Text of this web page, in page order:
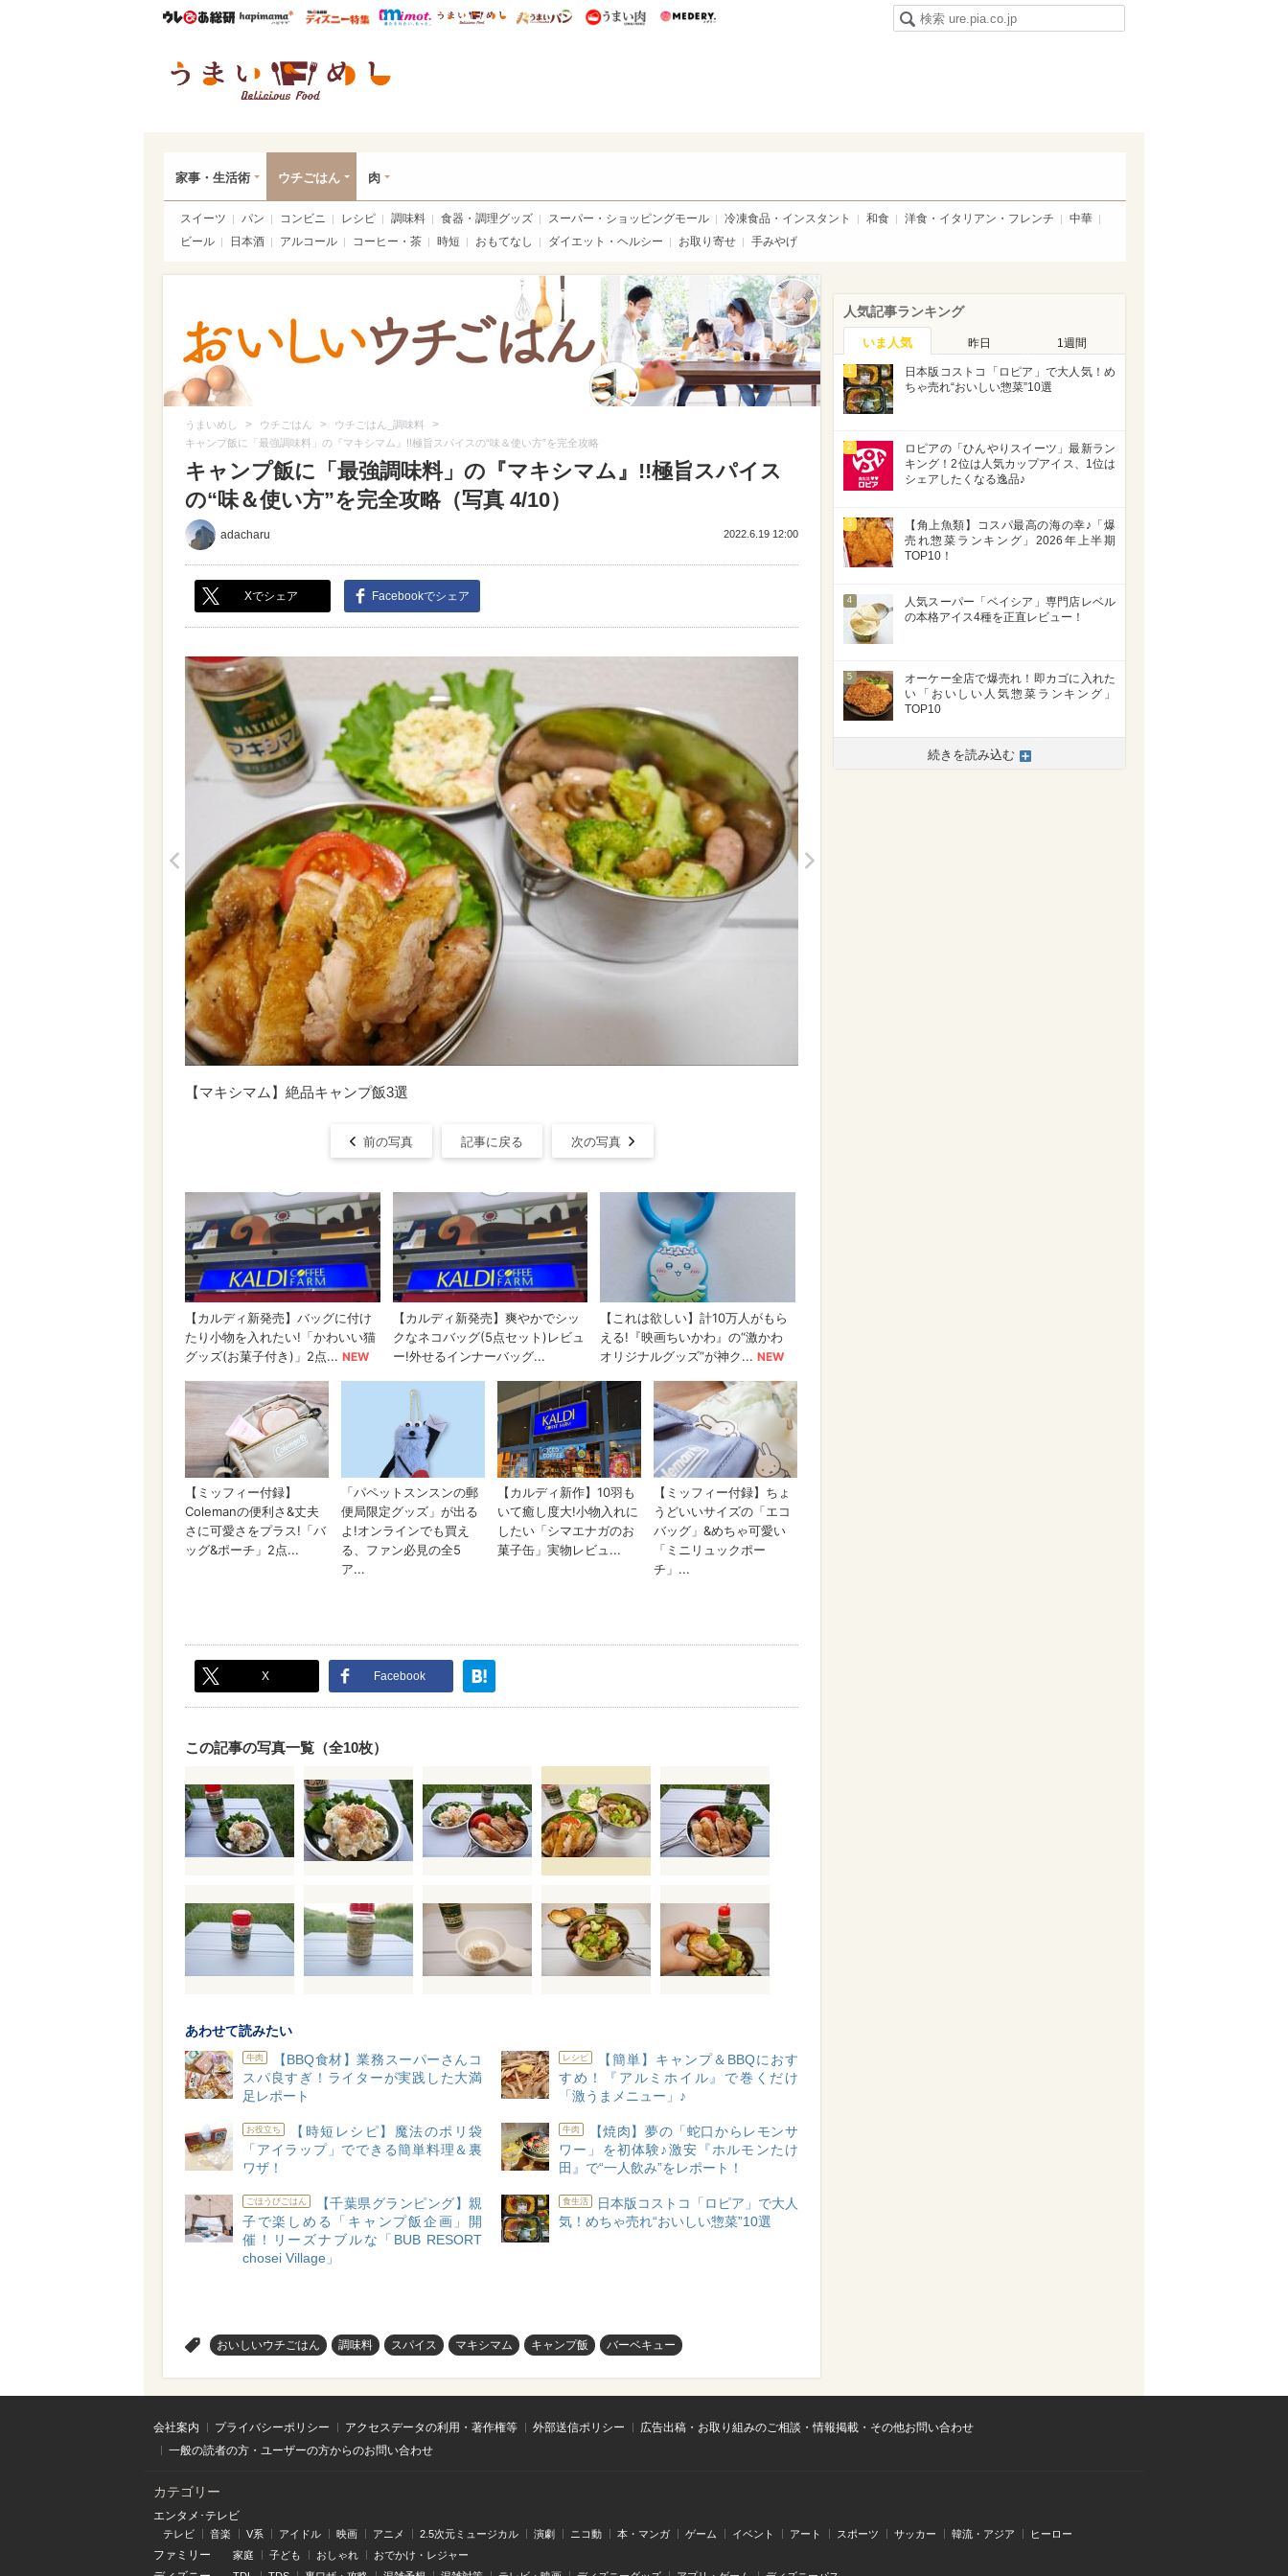
ウレぴあ総研ハピママ* ウレぴあ総研 ディズニー特集
mimot. うまいめし うまいパン うまい肉
家事・生活術 ウチごはん 肉
スイーツ パン コンビニ レシピ 調味料 食器・調理グッズ スーパー・ショッピングモール 冷凍食品・インスタント 和食 洋食・イタリアン・フレンチ
中華
ビール
日本酒 アルコール コーヒー・茶 時短 おもてなし ダイエット・ヘルシー お取り寄せ 手みやげ
うまいめし > ウチごはん > ウチごはん_調味料 >
キャンプ飯に「最強調味料」の『マキシマム』!!極旨スパイスの“味＆使い方”を完全攻略
キャンプ飯に「最強調味料」の『マキシマム』!!極旨スパイス
の“味＆使い方”を完全攻略（写真 4/10）
adacharu 2022.6.19 12:00
Xでシェア Facebookでシェア
【マキシマム】絶品キャンプ飯3選
前の写真 記事に戻る 次の写真
X Facebook
この記事の写真一覧（全10枚）
あわせて読みたい
牛肉
【BBQ食材】業務スーパーさんコ
スパ良すぎ！ライターが実践した大満
足レポート
レシピ
【簡単】キャンプ＆BBQにおす
すめ！『アルミホイル』で巻くだけ
「激うまメニュー」♪
お役立ち
【時短レシピ】魔法のポリ袋
「アイラップ」でできる簡単料理＆裏
ワザ！
牛肉
【焼肉】夢の「蛇口からレモンサ
ワー」を初体験♪激安『ホルモンたけ
田』で“一人飲み”をレポート！
ごほうびごはん
【千葉県グランピング】親
子で楽しめる「キャンプ飯企画」開
催！リーズナブルな「BUB RESORT
chosei Village」
食生活
日本版コストコ「ロピア」で大人
気！めちゃ売れ“おいしい惣菜”10選
おいしいウチごはん 調味料 スパイス マキシマム キャンプ飯 バーベキュー
人気記事ランキング
いま人気 昨日 1週間
1
日本版コストコ「ロピア」で大人気！め
ちゃ売れ“おいしい惣菜”10選
2
ロピアの「ひんやりスイーツ」最新ラン
キング！2位は人気カップアイス、1位は
シェアしたくなる逸品♪
3
【角上魚類】コスパ最高の海の幸♪「爆
売れ惣菜ランキング」2026年上半期
TOP10！
4
人気スーパー「ベイシア」専門店レベル
の本格アイス4種を正直レビュー！
5
オーケー全店で爆売れ！即カゴに入れた
い「おいしい人気惣菜ランキング」
TOP10
続きを読み込む
会社案内 プライバシーポリシー アクセスデータの利用・著作権等 外部送信ポリシー
広告出稿・お取り組みのご相談・情報掲載・その他お問い合わせ
一般の読者の方・ユーザーの方からのお問い合わせ
カテゴリー
エンタメ･テレビ
テレビ 音楽 V系 アイドル 映画 アニメ 2.5次元ミュージカル 演劇 ニコ動 本・マンガ ゲーム イベント アート スポーツ サッカー 韓流・アジア ヒーロー
ファミリー 家庭 子ども おしゃれ おでかけ・レジャー